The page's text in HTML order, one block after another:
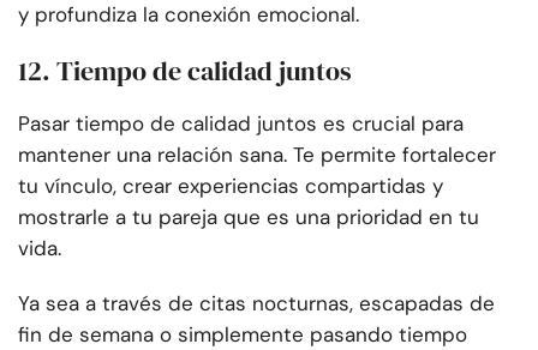
y profundiza la conexión emocional.
12. Tiempo de calidad juntos
Pasar tiempo de calidad juntos es crucial para
mantener una relación sana. Te permite fortalecer
tu vínculo, crear experiencias compartidas y
mostrarle a tu pareja que es una prioridad en tu
vida.
Ya sea a través de citas nocturnas, escapadas de
fin de semana o simplemente pasando tiempo